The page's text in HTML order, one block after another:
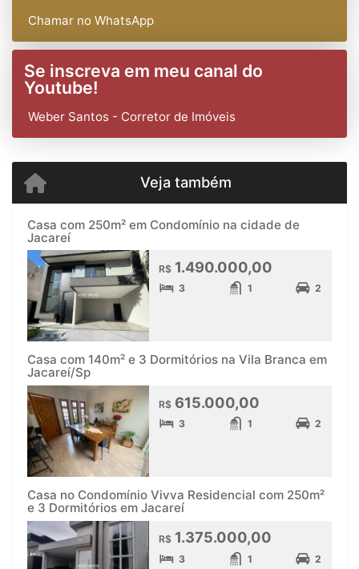
Chamar no WhatsApp
Se inscreva em meu canal do
Youtube!
Weber Santos - Corretor de Imóveis
Veja também
Casa com 250m² em Condomínio na cidade de
Jacareí
R$ 1.490.000,00
3 1 2
Casa com 140m² e 3 Dormitórios na Vila Branca em
Jacareí/Sp
R$ 615.000,00
3 1 2
Casa no Condomínio Vivva Residencial com 250m²
e 3 Dormitórios em Jacareí
R$ 1.375.000,00
3 1 2